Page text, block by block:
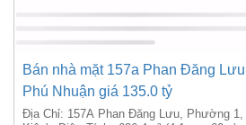
Địa chỉ: 153A Phan Đăng Lưu Phường 1